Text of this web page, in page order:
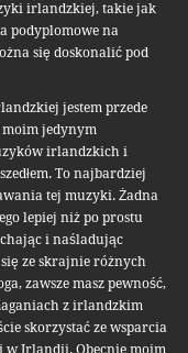
irlandzkiej, takie jak
podyplomowe na
się doskonalić pod
jestem przede
moim jedynym
irlandzkich i
To najbardziej
tej muzyki. Żadna
lepiej niż po prostu
i naśladując
ze skrajnie różnych
zawsze masz pewność,
z irlandzkim
skorzystać ze wsparcia